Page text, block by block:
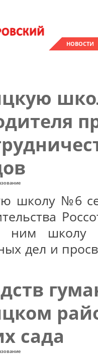
НОВОСТИ
школу №6
ним школу
дел и
сада